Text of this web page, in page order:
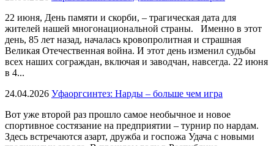
22 июня, День памяти и скорби, – трагическая дата для
жителей нашей многонациональной страны. Именно в этот
день, 85 лет назад, началась кровопролитная и страшная
Великая Отечественная война. И этот день изменил судьбы
всех наших сограждан, включая и заводчан, навсегда. 22 июня
в 4...
24.04.2026 Уфаоргсинтез: Нарды – больше чем игра
Вот уже второй раз прошло самое необычное и новое
спортивное состязание на предприятии – турнир по нардам.
Здесь встречаются азарт, дружба и госпожа Удача с новыми